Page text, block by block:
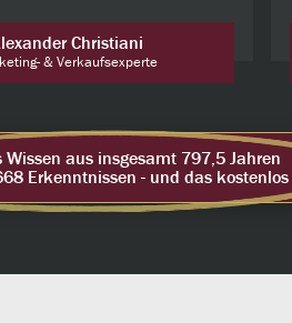
Christiani
& Verkaufsexperte
Wissen aus insgesamt 797,5 Jahren
Erkenntnissen - und das kostenlos